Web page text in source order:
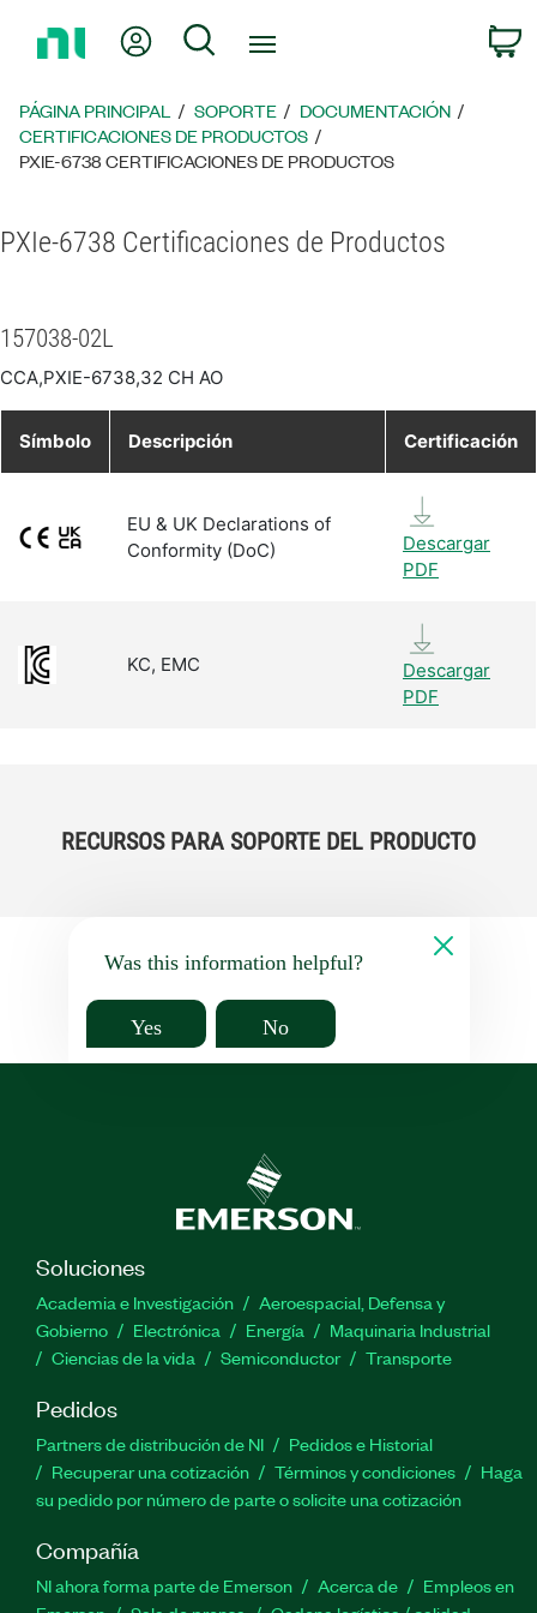
página
principal
Mi cuentaBúsqueda
PÁGINA PRINCIPAL SOPORTE
DOCUMENTACIÓN
CERTIFICACIONES DE PRODUCTOS
PXIE-6738 CERTIFICACIONES DE PRODUCTOS
PXIe-6738 Certificaciones de Productos
157038-02L
CCA,PXIE-6738,32 CH AO
Símbolo Descripción Certificación
EU & UK Declarations of
Conformity (DoC)
Descargar
PDF
KC, EMC
Descargar
PDF
RECURSOS PARA SOPORTE DEL PRODUCTO
Was this information helpful?
Yes No
Soluciones
Academia e Investigación
Aeroespacial, Defensa y
Gobierno
Electrónica Energía
Maquinaria Industrial
Ciencias de la vida
Semiconductor Transporte
Pedidos
Partners de distribución de NI
Pedidos e Historial
Recuperar una cotización
Términos y condiciones
Haga
su pedido por número de parte o solicite una cotización
Compañía
NI ahora forma parte de Emerson Acerca de
Empleos en